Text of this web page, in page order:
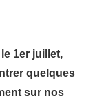
1er juillet,
quelques
sur nos